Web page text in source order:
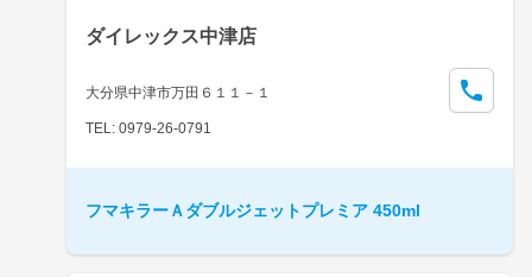
ダイレックス中津店
大分県中津市万田６１１－１
TEL: 0979-26-0791
フマキラーＡダブルジェットプレミア 450ml